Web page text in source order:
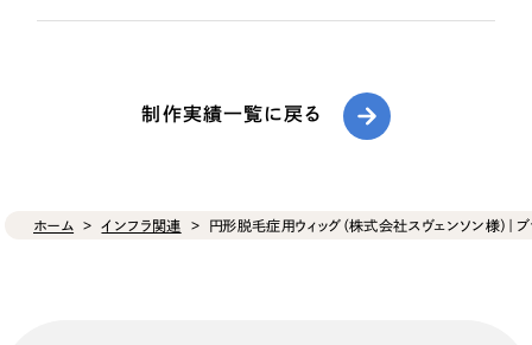
制作実績一覧に戻る
ホーム インフラ関連 円形脱毛症用ウィッグ（株式会社スヴェンソン様）｜ブ